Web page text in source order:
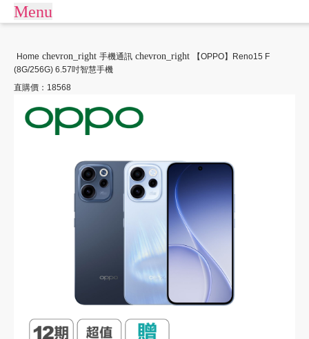
Menu
APPLE專區
商用桌機/筆電
數位產品
生活戶外
大型家電
商店街
訂單查詢/繳款
Home chevron_right 手機通訊 chevron_right
【OPPO】Reno15 F
(8G/256G) 6.57吋智慧手機
直購價：18568